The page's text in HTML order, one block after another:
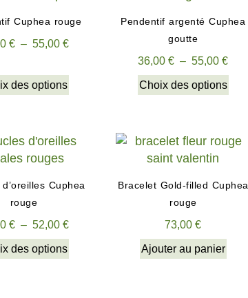
Cuphea rouge
€ – 55,00 €
des options
Pendentif argenté Cuphea
goutte
36,00€ – 55,00€
Choix des options
Cuphea
rouge
€ – 52,00 €
des options
Bracelet Gold-filled Cuphea
rouge
73,00€
Ajouter au panier